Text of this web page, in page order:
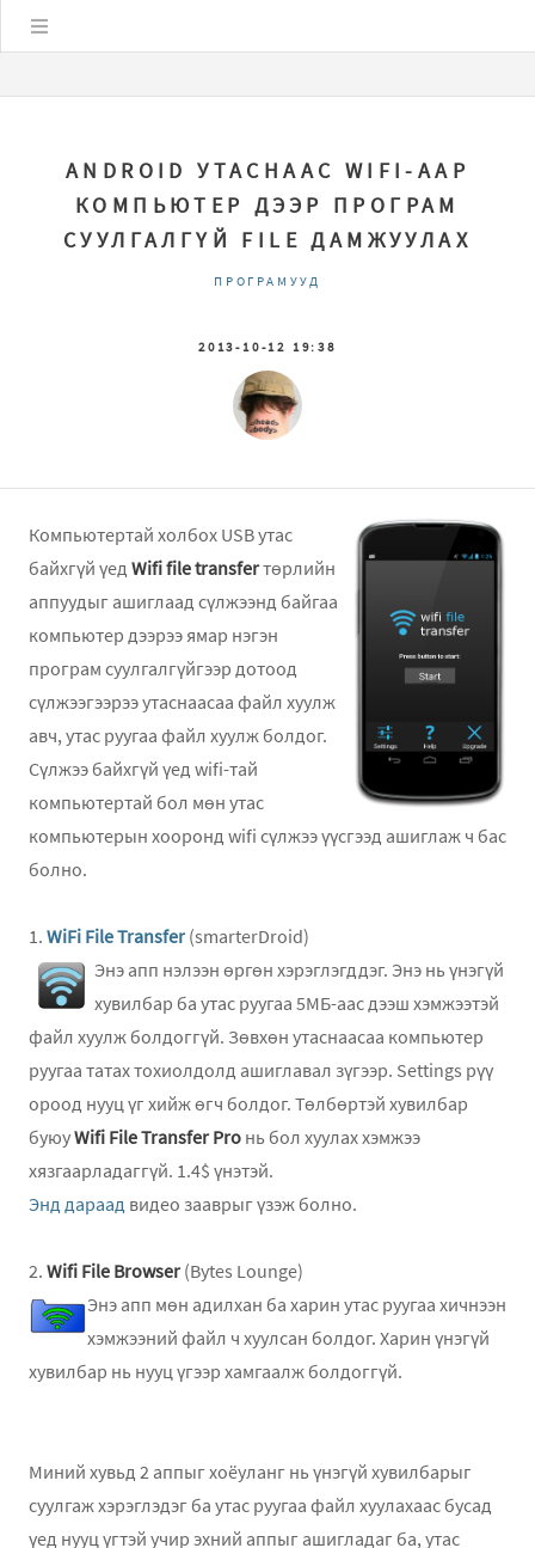
ANDROID УТАСНААС WIFI-ААР
КОМПЬЮТЕР ДЭЭР ПРОГРАМ
СУУЛГАЛГҮЙ FILE ДАМЖУУЛАХ
ПРОГРАМУУД
2013-10-12 19:38
Компьютертай холбох USB утас
байхгүй үед Wifi file transferтөрлийн
аппуудыг ашиглаад сүлжээнд байгаа
компьютер дээрээ ямар нэгэн
програм суулгалгүйгээр дотоод
сүлжээгээрээ утаснаасаа файл хуулж
авч, утас руугаа файл хуулж болдог.
Сүлжээ байхгүй үед wifi-тай
компьютертай бол мөн утас
компьютерын хооронд wifi сүлжээ үүсгээд ашиглаж ч бас
болно.
1. WiFi File Transfer (smarterDroid)
Энэ апп нэлээн өргөн хэрэглэгддэг. Энэ нь үнэгүй
хувилбар ба утас руугаа 5МБ-аас дээш хэмжээтэй
файл хуулж болдоггүй. Зөвхөн утаснаасаа компьютер
руугаа татах тохиолдолд ашиглавал зүгээр. Settings рүү
ороод нууц үг хийж өгч болдог. Төлбөртэй хувилбар
буюуWifi File Transfer Pro нь бол хуулах хэмжээ
хязгаарладаггүй. 1.4$ үнэтэй.
Энд дараад видео зааврыг үзэж болно.
2. Wifi File Browser (Bytes Lounge)
Энэ апп мөн адилхан ба харин утас руугаа хичнээн
хэмжээний файл ч хуулсан болдог. Харин үнэгүй
хувилбар нь нууц үгээр хамгаалж болдоггүй.
Миний хувьд 2 аппыг хоёуланг нь үнэгүй хувилбарыг
суулгаж хэрэглэдэг ба утас руугаа файл хуулахаас бусад
үед нууц үгтэй учир эхний аппыг ашигладаг ба, утас